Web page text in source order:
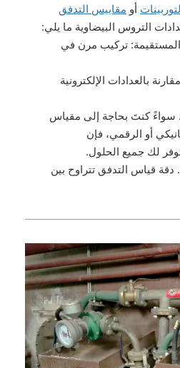
أو مقاييس التدفق
التروس البيضاوية ما يلي:
المستقيمة: تركيب مرن في
بالعدادات الإلكترونية
سواءً كنتَ بحاجة إلى مقياس
أو الرقمي، فإن
قياس التدفق تتراوح بين